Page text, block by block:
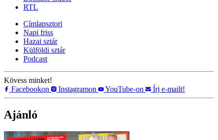
RTL
Címlapsztori
Napi friss
Hazai sztár
Külföldi sztár
Podcast
Kövess minket!
Facebookon
Instagramon YouTube-on Írj e-mailt!
Ajánló